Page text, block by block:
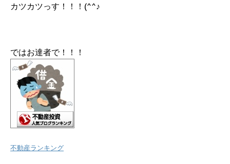
カツカツっす！！！(^^♪
ではお達者で！！！
不動産ランキング